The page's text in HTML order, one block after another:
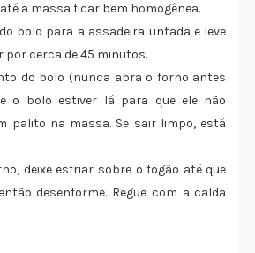
a massa ficar bem homogênea.
bolo para a assadeira untada e leve
por cerca de 45 minutos.
do bolo (nunca abra o forno antes
o bolo estiver lá para que ele não
palito na massa. Se sair limpo, está
deixe esfriar sobre o fogão até que
desenforme. Regue com a calda